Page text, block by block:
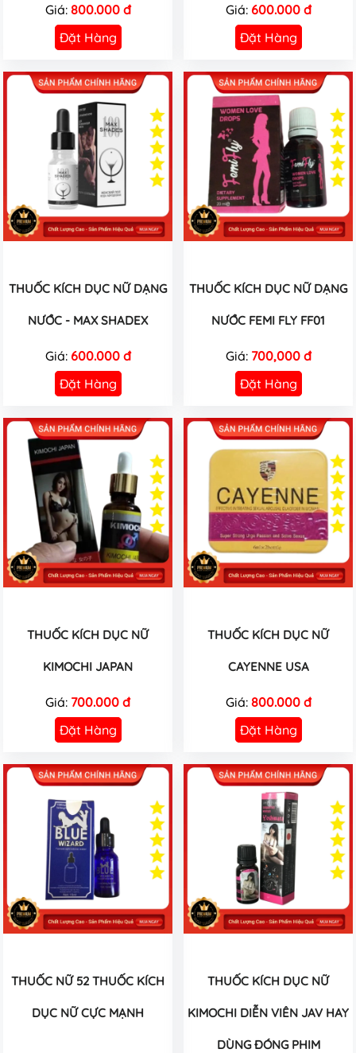
Giá: 800.000 đ
Đặt Hàng
Giá: 600.000 đ
Đặt Hàng
THUỐC KÍCH DỤC NỮ DẠNG
NƯỚC - MAX SHADEX
Giá: 600.000 đ
Đặt Hàng
THUỐC KÍCH DỤC NỮ DẠNG
NƯỚC FEMI FLY FF01
Giá: 700,000 đ
Đặt Hàng
THUỐC KÍCH DỤC NỮ
KIMOCHI JAPAN
Giá: 700.000 đ
Đặt Hàng
THUỐC KÍCH DỤC NỮ
CAYENNE USA
Giá: 800.000 đ
Đặt Hàng
THUỐC NỮ 52 THUỐC KÍCH
DỤC NỮ CỰC MẠNH
THUỐC KÍCH DỤC NỮ
KIMOCHI DIỄN VIÊN JAV HAY
DÙNG ĐÓNG PHIM